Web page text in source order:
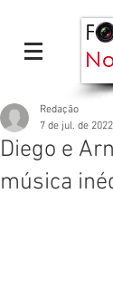
Diego e
música
Redação
7 de jul. de 2022